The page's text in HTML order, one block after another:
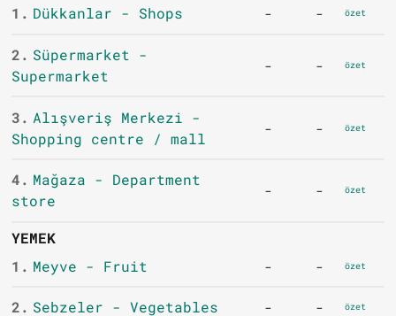
1. Dükkanlar - Shops - - özet
2. Süpermarket -
Supermarket
- - özet
3. Alışveriş Merkezi -
Shopping centre / mall
- - özet
4. Mağaza - Department
store
- - özet
YEMEK
1. Meyve - Fruit - - özet
2. Sebzeler - Vegetables - - özet